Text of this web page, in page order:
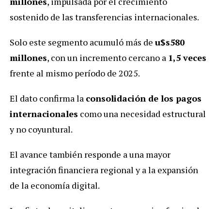
sostenido de las transferencias internacionales.
Solo este segmento acumuló más de u$s580
millones, con un incremento cercano a 1,5 veces
frente al mismo período de 2025.
El dato confirma la consolidación de los pagos
internacionales como una necesidad estructural
y no coyuntural.
El avance también responde a una mayor
integración financiera regional y a la expansión
de la economía digital.